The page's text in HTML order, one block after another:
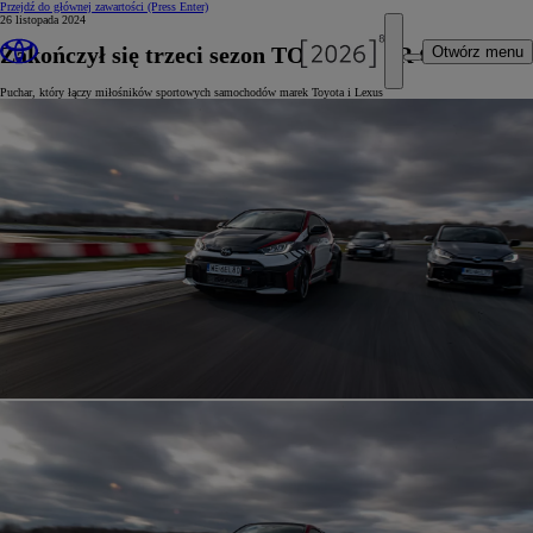
Przejdź do głównej zawartości (Press Enter)
Otwórz menu
26 listopada 2024
Zakończył się trzeci sezon TOYOTA GR CUP
Puchar, który łączy miłośników sportowych samochodów marek Toyota i Lexus